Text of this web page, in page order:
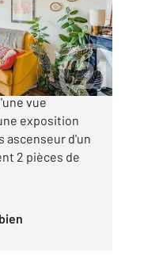
élevé,
vue
exposition
ascenseur d'un
2 pièces de